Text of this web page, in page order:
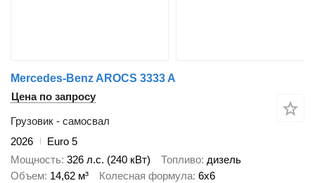
Mercedes-Benz AROCS 3333 A
Цена по запросу
Грузовик - самосвал
2026
Euro 5
Мощность 326 л.с. (240 кВт) Топливо дизель
Объем 14,62 м³ Колесная формула 6x6